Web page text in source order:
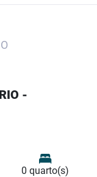
-
0 quarto(s)